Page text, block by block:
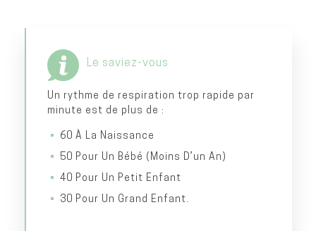
Le saviez-vous
Un rythme de respiration trop rapide par
minute est de plus de :
60 À La Naissance
50 Pour Un Bébé (moins D’un An)
40 Pour Un Petit Enfant
30 Pour Un Grand Enfant.